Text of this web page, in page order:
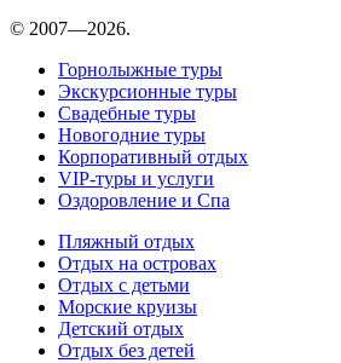
© 2007—2026.
Горнолыжные туры
Экскурсионные туры
Свадебные туры
Новогодние туры
Корпоративный отдых
VIP-туры и услуги
Оздоровление и Спа
Пляжный отдых
Отдых на островах
Отдых с детьми
Морские круизы
Детский отдых
Отдых без детей